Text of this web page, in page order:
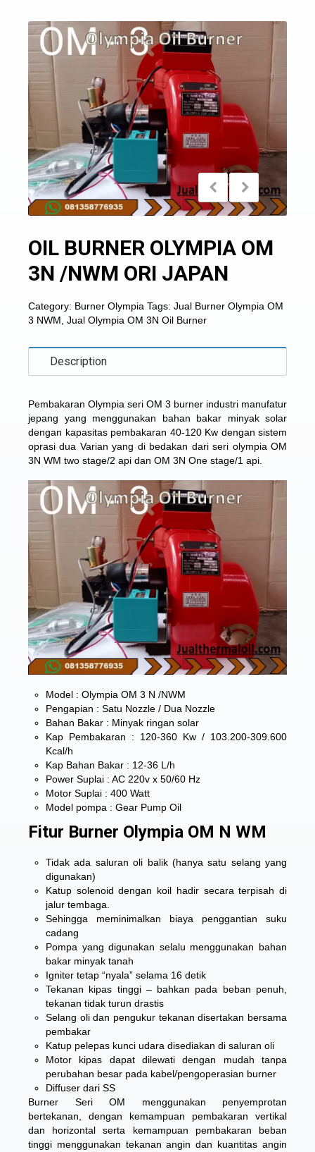
OIL BURNER OLYMPIA OM
3N /NWM ORI JAPAN
Category: Burner Olympia Tags: Jual Burner Olympia OM
3 NWM Jual Olympia OM 3N Oil Burner
Description
Pembakaran Olympia seri OM 3 burner industri manufatur
jepang yang menggunakan bahan bakar minyak solar
dengan kapasitas pembakaran 40-120 Kw dengan sistem
oprasi dua Varian yang di bedakan dari seri olympia OM
3N WM two stage/2 api dan OM 3N One stage/1 api.
Model : Olympia OM 3 N /NWM
Pengapian : Satu Nozzle / Dua Nozzle
Bahan Bakar : Minyak ringan solar
Kap Pembakaran : 120-360 Kw / 103.200-309.600
Kcal/h
Kap Bahan Bakar : 12-36 L/h
Power Suplai : AC 220v x 50/60 Hz
Motor Suplai : 400 Watt
Model pompa : Gear Pump Oil
Fitur Burner Olympia OM N WM
Tidak ada saluran oli balik (hanya satu selang yang
digunakan)
Katup solenoid dengan koil hadir secara terpisah di
jalur tembaga.
Sehingga meminimalkan biaya penggantian suku
cadang
Pompa yang digunakan selalu menggunakan bahan
bakar minyak tanah
Igniter tetap “nyala” selama 16 detik
Tekanan kipas tinggi – bahkan pada beban penuh,
tekanan tidak turun drastis
Selang oli dan pengukur tekanan disertakan bersama
pembakar
Katup pelepas kunci udara disediakan di saluran oli
Motor kipas dapat dilewati dengan mudah tanpa
perubahan besar pada kabel/pengoperasian burner
Diffuser dari SS
Burner Seri OM menggunakan penyemprotan
bertekanan, dengan kemampuan pembakaran vertikal
dan horizontal serta kemampuan pembakaran beban
tinggi menggunakan tekanan angin dan kuantitas angin